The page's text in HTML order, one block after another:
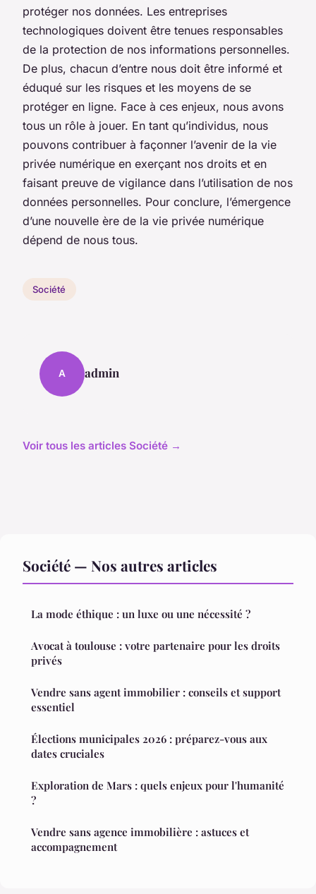
protéger nos données. Les entreprises
technologiques doivent être tenues responsables
de la protection de nos informations personnelles.
De plus, chacun d’entre nous doit être informé et
éduqué sur les risques et les moyens de se
protéger en ligne. Face à ces enjeux, nous avons
tous un rôle à jouer. En tant qu’individus, nous
pouvons contribuer à façonner l’avenir de la vie
privée numérique en exerçant nos droits et en
faisant preuve de vigilance dans l’utilisation de nos
données personnelles. Pour conclure, l’émergence
d’une nouvelle ère de la vie privée numérique
dépend de nous tous.
Société
A admin
Voir tous les articles Société →
Société — Nos autres articles
La mode éthique : un luxe ou une nécessité ?
Avocat à toulouse : votre partenaire pour les droits
privés
Vendre sans agent immobilier : conseils et support
essentiel
Élections municipales 2026 : préparez-vous aux
dates cruciales
Exploration de Mars : quels enjeux pour l'humanité
?
Vendre sans agence immobilière : astuces et
accompagnement